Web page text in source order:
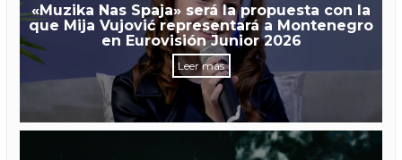
«Muzika Nas Spaja» será la propuesta con la
que Mija Vujović representará a Montenegro
en Eurovisión Junior 2026
Leer más